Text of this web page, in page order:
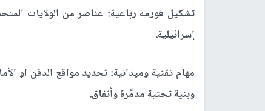
تشكيل فورمه رباعية: عناصر من الولايات
إسرائيلية.
مهام تقنية وميدانية: تحديد مواقع الدفن أو
وبنية تحتية مدمَّرة وأنفاق.